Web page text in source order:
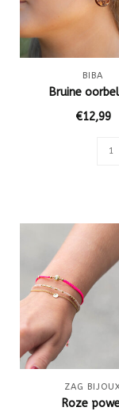
BIBA
Bruine
€12,99
ZAG
Roze